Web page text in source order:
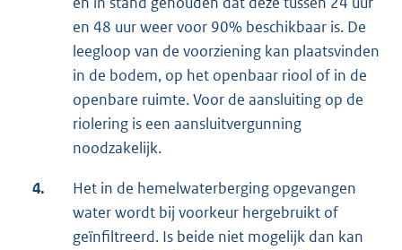
en 48 uur weer voor 90% beschikbaar is. De
leegloop van de voorziening kan plaatsvinden
in de bodem, op het openbaar riool of in de
openbare ruimte. Voor de aansluiting op de
riolering is een aansluitvergunning
noodzakelijk.
4.
Het in de hemelwaterberging opgevangen
water wordt bij voorkeur hergebruikt of
geïnfiltreerd. Is beide niet mogelijk dan kan